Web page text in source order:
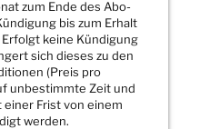
zum Ende des Abo-
bis zum Erhalt
keine Kündigung
sich dieses zu den
(Preis pro
unbestimmte Zeit und
Frist von einem
werden.